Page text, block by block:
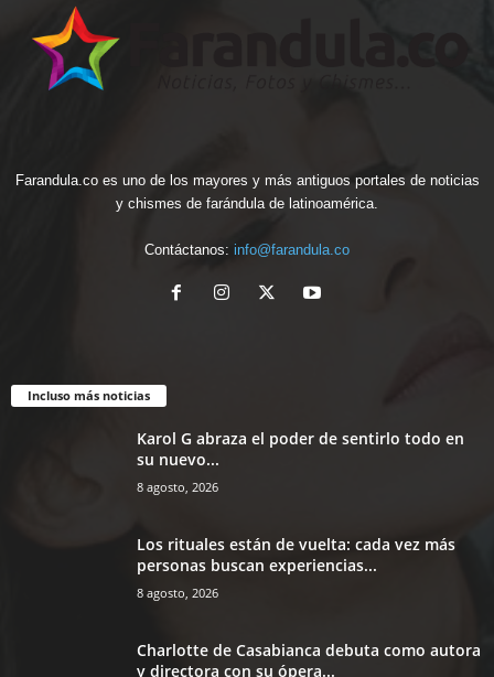
Farandula.co es uno de los mayores y más antiguos portales de noticias
y chismes de farándula de latinoamérica.
Contáctanos: info@farandula.co
Incluso más noticias
Karol G abraza el poder de sentirlo todo en
su nuevo...
8 agosto, 2026
Los rituales están de vuelta: cada vez más
personas buscan experiencias...
8 agosto, 2026
Charlotte de Casabianca debuta como autora
y directora con su ópera...